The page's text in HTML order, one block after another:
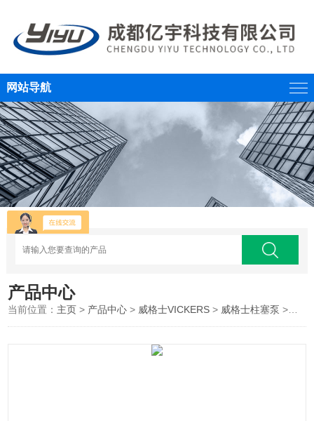
网站导航
产品中心
当前位置： 主页 > 产品中心 > 威格士VICKERS > 威格士柱塞泵 >威格士柱塞泵